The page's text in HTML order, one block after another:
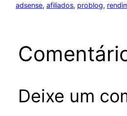
adsense, afiliados, problog,
Deixe um